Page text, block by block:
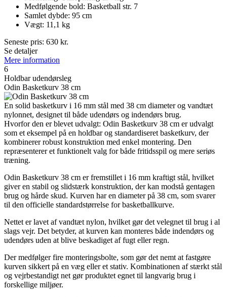
Medfølgende bold: Basketball str. 7
Samlet dybde: 95 cm
Vægt: 11,1 kg
Seneste pris: 630 kr.
Se detaljer
Mere information
6
Holdbar udendørsleg
Odin Basketkurv 38 cm
En solid basketkurv i 16 mm stål med 38 cm diameter og vandtæt
nylonnet, designet til både udendørs og indendørs brug.
Hvorfor den er blevet udvalgt: Odin Basketkurv 38 cm er udvalgt
som et eksempel på en holdbar og standardiseret basketkurv, der
kombinerer robust konstruktion med enkel montering. Den
repræsenterer et funktionelt valg for både fritidsspil og mere seriøs
træning.
Odin Basketkurv 38 cm er fremstillet i 16 mm kraftigt stål, hvilket
giver en stabil og slidstærk konstruktion, der kan modstå gentagen
brug og hårde skud. Kurven har en diameter på 38 cm, som svarer
til den officielle standardstørrelse for basketballkurve.
Nettet er lavet af vandtæt nylon, hvilket gør det velegnet til brug i al
slags vejr. Det betyder, at kurven kan monteres både indendørs og
udendørs uden at blive beskadiget af fugt eller regn.
Der medfølger fire monteringsbolte, som gør det nemt at fastgøre
kurven sikkert på en væg eller et stativ. Kombinationen af stærkt stål
og vejrbestandigt net gør produktet egnet til langvarig brug i
forskellige miljøer.